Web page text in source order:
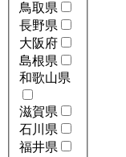
鳥取県
長野県
大阪府
島根県
和歌山県
滋賀県
石川県
福井県